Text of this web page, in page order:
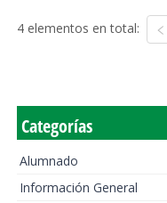
4 elementos en total:
Categorías
Alumnado
Información General